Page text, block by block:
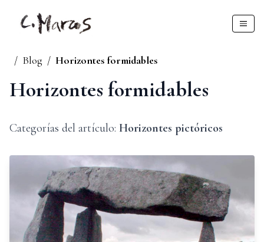
/ Blog / Horizontes formidables
Horizontes formidables
Categorías del artículo: Horizontes pictóricos